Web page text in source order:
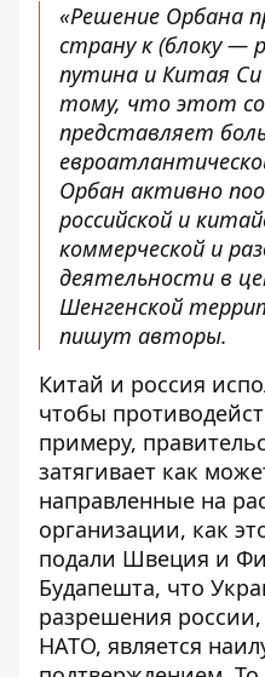
«Решение Орбана
страну к (блоку —
путина и Китая Си
тому, что этот
представляет
Орбан активно
российской и
коммерческой и
деятельности в
Шенгенской
пишут авторы.
Китай и россия
чтобы
примеру,
затягивает как
направленные на
организации, как
подали Швеция и
Будапешта, что
разрешения
НАТО, является